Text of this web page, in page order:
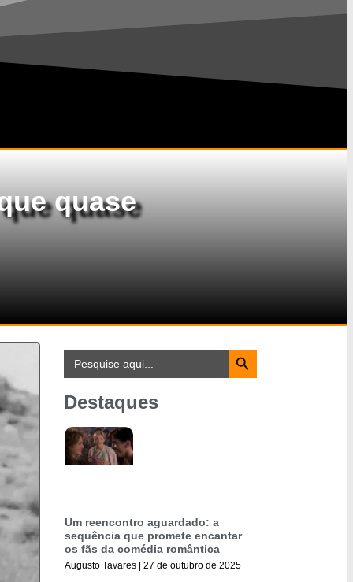
quase
Search
for:
Search Button
Destaques
Um reencontro aguardado: a
sequência que promete encantar
os fãs da comédia romântica
Augusto Tavares 27 de outubro de 2025